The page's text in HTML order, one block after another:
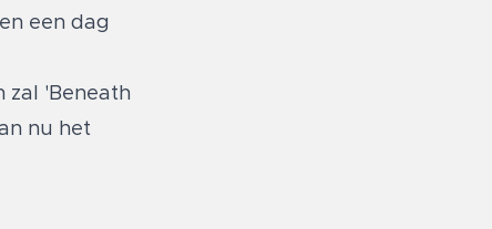
een dag
zal 'Beneath
nu het